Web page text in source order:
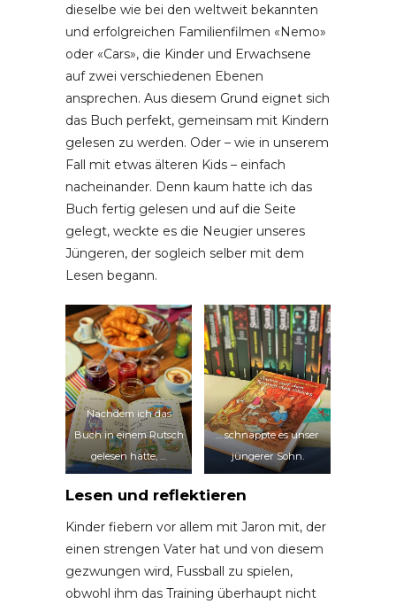
dieselbe wie bei den weltweit bekannten
und erfolgreichen Familienfilmen «Nemo»
oder «Cars», die Kinder und Erwachsene
auf zwei verschiedenen Ebenen
ansprechen. Aus diesem Grund eignet sich
das Buch perfekt, gemeinsam mit Kindern
gelesen zu werden. Oder – wie in unserem
Fall mit etwas älteren Kids – einfach
nacheinander. Denn kaum hatte ich das
Buch fertig gelesen und auf die Seite
gelegt, weckte es die Neugier unseres
Jüngeren, der sogleich selber mit dem
Lesen begann.
Nachdem ich das
Buch in einem Rutsch
gelesen hatte, …
… schnappte es unser
jüngerer Sohn.
Lesen und reflektieren
Kinder fiebern vor allem mit Jaron mit, der
einen strengen Vater hat und von diesem
gezwungen wird, Fussball zu spielen,
obwohl ihm das Training überhaupt nicht